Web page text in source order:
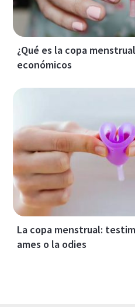
¿Qué es la copa
económicos
La copa menstrual:
ames o la odies